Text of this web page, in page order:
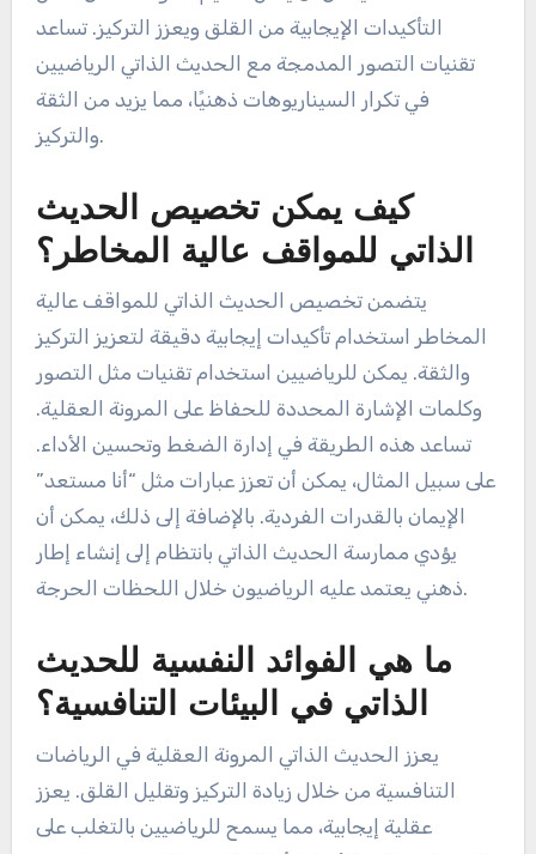
التركيز؟
يعزز الحديث الذاتي التركيز من خلال صفات نادرة مثل
التحديد، وتنظيم العواطف، وتقنيات التصور. يوفر
الأداء. يمكن أن يقلل تنظيم العواطف من خلال
التأكيدات الإيجابية من القلق ويعزز التركيز. تساعد
تقنيات التصور المدمجة مع الحديث الذاتي الرياضيين
في تكرار السيناريوهات ذهنيًا، مما يزيد من الثقة
والتركيز.
كيف يمكن تخصيص الحديث
الذاتي للمواقف عالية المخاطر؟
يتضمن تخصيص الحديث الذاتي للمواقف عالية
المخاطر استخدام تأكيدات إيجابية دقيقة لتعزيز التركيز
والثقة. يمكن للرياضيين استخدام تقنيات مثل التصور
تساعد هذه الطريقة في إدارة الضغط وتحسين الأداء.
على سبيل المثال، يمكن أن تعزز عبارات مثل “أنا مستعد”
الإيمان بالقدرات الفردية. بالإضافة إلى ذلك، يمكن أن
يؤدي ممارسة الحديث الذاتي بانتظام إلى إنشاء إطار